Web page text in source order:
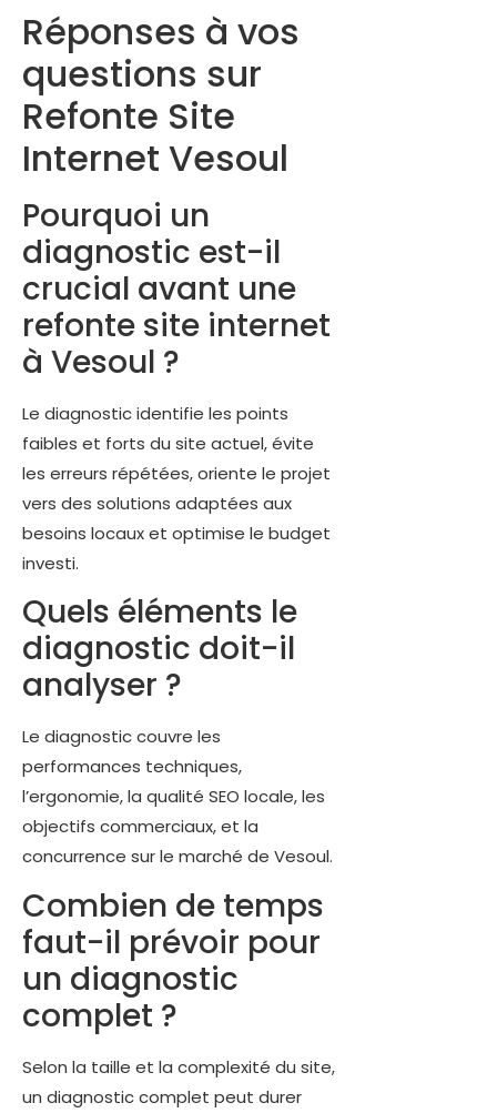
Réponses à vos
questions sur
Refonte Site
Internet Vesoul
Pourquoi un
diagnostic est-il
crucial avant une
refonte site internet
à Vesoul ?
Le diagnostic identifie les points
faibles et forts du site actuel, évite
les erreurs répétées, oriente le projet
vers des solutions adaptées aux
besoins locaux et optimise le budget
investi.
Quels éléments le
diagnostic doit-il
analyser ?
Le diagnostic couvre les
performances techniques,
l’ergonomie, la qualité SEO locale, les
objectifs commerciaux, et la
concurrence sur le marché de Vesoul.
Combien de temps
faut-il prévoir pour
un diagnostic
complet ?
Selon la taille et la complexité du site,
un diagnostic complet peut durer